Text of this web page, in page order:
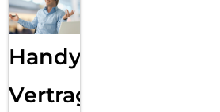
Handy
Vertragsabwicklung